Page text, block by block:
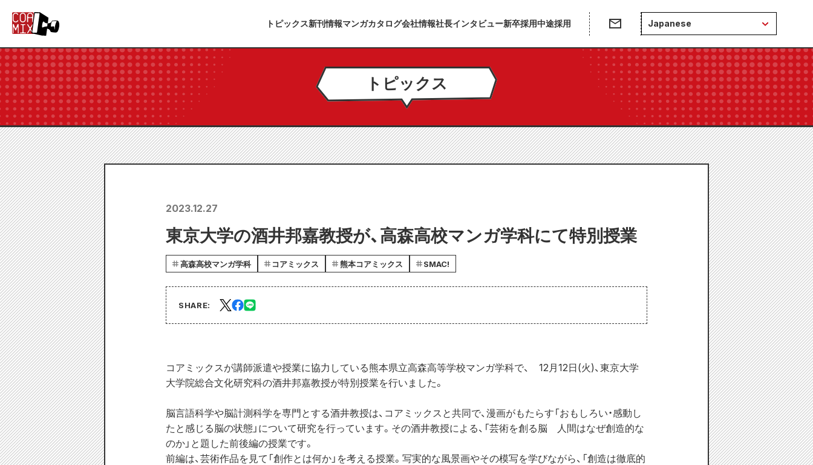
トピックス新刊情報マンガカタログ会社情報社長インタビュー新卒採用中途採用 Japanese
トピックス
2023.12.27
東京大学の酒井邦嘉教授が、高森高校マンガ学科にて特別授業
高森高校マンガ学科 コアミックス 熊本コアミックス SMAC!
SHARE:
コアミックスが講師派遣や授業に協力している熊本県立高森高等学校マンガ学科で、　12月12日(火)、東京大学
大学院総合文化研究科の酒井邦嘉教授が特別授業を行いました。
脳言語科学や脳計測科学を専門とする酒井教授は、コアミックスと共同で、漫画がもたらす「おもしろい・感動し
たと感じる脳の状態」について研究を行っています。その酒井教授による、「芸術を創る脳　人間はなぜ創造的な
のか」と題した前後編の授業です。
前編は、芸術作品を見て「創作とは何か」を考える授業。写実的な風景画やその模写を学びながら、「創造は徹底的